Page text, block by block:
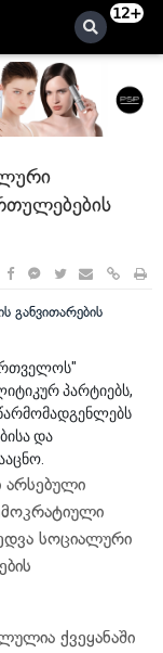
12+
პარტიებს,
და
არსებული
სოციალური
ქვეყანაში